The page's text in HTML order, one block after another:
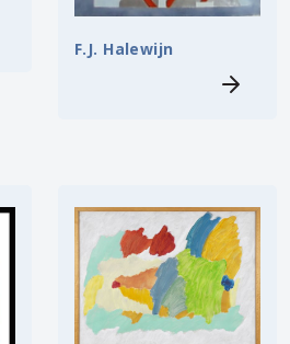
F.J. Halewijn